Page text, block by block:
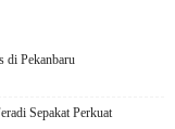
di Pekanbaru
Sepakat Perkuat